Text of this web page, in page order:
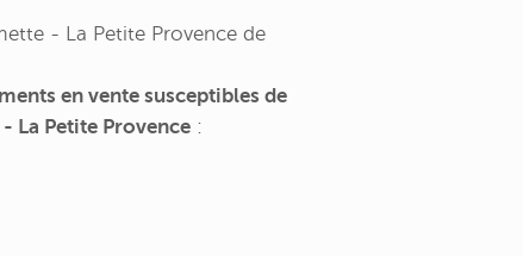
- La Petite Provence de
en vente susceptibles de
La Petite Provence :